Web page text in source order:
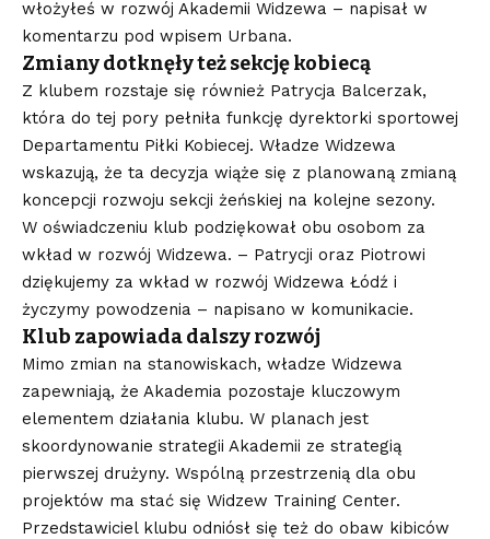
włożyłeś w rozwój Akademii Widzewa – napisał w
komentarzu pod wpisem Urbana.
Zmiany dotknęły też sekcję kobiecą
Z klubem rozstaje się również Patrycja Balcerzak,
która do tej pory pełniła funkcję dyrektorki sportowej
Departamentu Piłki Kobiecej. Władze Widzewa
wskazują, że ta decyzja wiąże się z planowaną zmianą
koncepcji rozwoju sekcji żeńskiej na kolejne sezony.
W oświadczeniu klub podziękował obu osobom za
wkład w rozwój Widzewa. – Patrycji oraz Piotrowi
dziękujemy za wkład w rozwój Widzewa Łódź i
życzymy powodzenia – napisano w komunikacie.
Klub zapowiada dalszy rozwój
Mimo zmian na stanowiskach, władze Widzewa
zapewniają, że Akademia pozostaje kluczowym
elementem działania klubu. W planach jest
skoordynowanie strategii Akademii ze strategią
pierwszej drużyny. Wspólną przestrzenią dla obu
projektów ma stać się Widzew Training Center.
Przedstawiciel klubu odniósł się też do obaw kibiców